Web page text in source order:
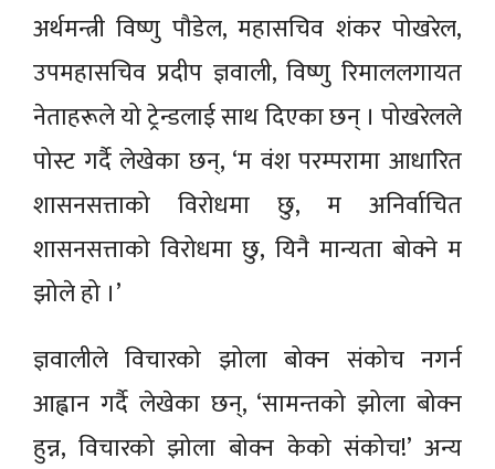
अर्थमन्त्री विष्णु पौडेल, महासचिव शंकर पोखरेल,
उपमहासचिव प्रदीप ज्ञवाली, विष्णु रिमाललगायत
नेताहरूले यो ट्रेन्डलाई साथ दिएका छन् । पोखरेलले
पोस्ट गर्दै लेखेका छन्, ‘म वंश परम्परामा आधारित
शासनसत्ताको विरोधमा छु, म अनिर्वाचित
शासनसत्ताको विरोधमा छु, यिनै मान्यता बोक्ने म
झोले हो ।’
ज्ञवालीले विचारको झोला बोक्न संकोच नगर्न
आह्वान गर्दै लेखेका छन्, ‘सामन्तको झोला बोक्न
हुन्न, विचारको झोला बोक्न केको संकोच!’ अन्य